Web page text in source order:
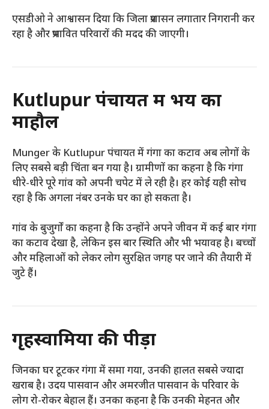
एसडीओ ने आश्वासन दिया कि जिला प्रशासन लगातार निगरानी कर
रहा है और प्रभावित परिवारों की मदद की जाएगी।
Kutlupur पंचायत में भय का
माहौल
Munger के Kutlupur पंचायत में गंगा का कटाव अब लोगों के
लिए सबसे बड़ी चिंता बन गया है। ग्रामीणों का कहना है कि गंगा
धीरे-धीरे पूरे गांव को अपनी चपेट में ले रही है। हर कोई यही सोच
रहा है कि अगला नंबर उनके घर का हो सकता है।
गांव के बुजुर्गों का कहना है कि उन्होंने अपने जीवन में कई बार गंगा
का कटाव देखा है, लेकिन इस बार स्थिति और भी भयावह है। बच्चों
और महिलाओं को लेकर लोग सुरक्षित जगह पर जाने की तैयारी में
जुटे हैं।
गृहस्वामियों की पीड़ा
जिनका घर टूटकर गंगा में समा गया, उनकी हालत सबसे ज्यादा
खराब है। उदय पासवान और अमरजीत पासवान के परिवार के
लोग रो-रोकर बेहाल हैं। उनका कहना है कि उनकी मेहनत और